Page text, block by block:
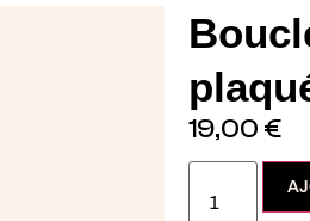
19,00 €